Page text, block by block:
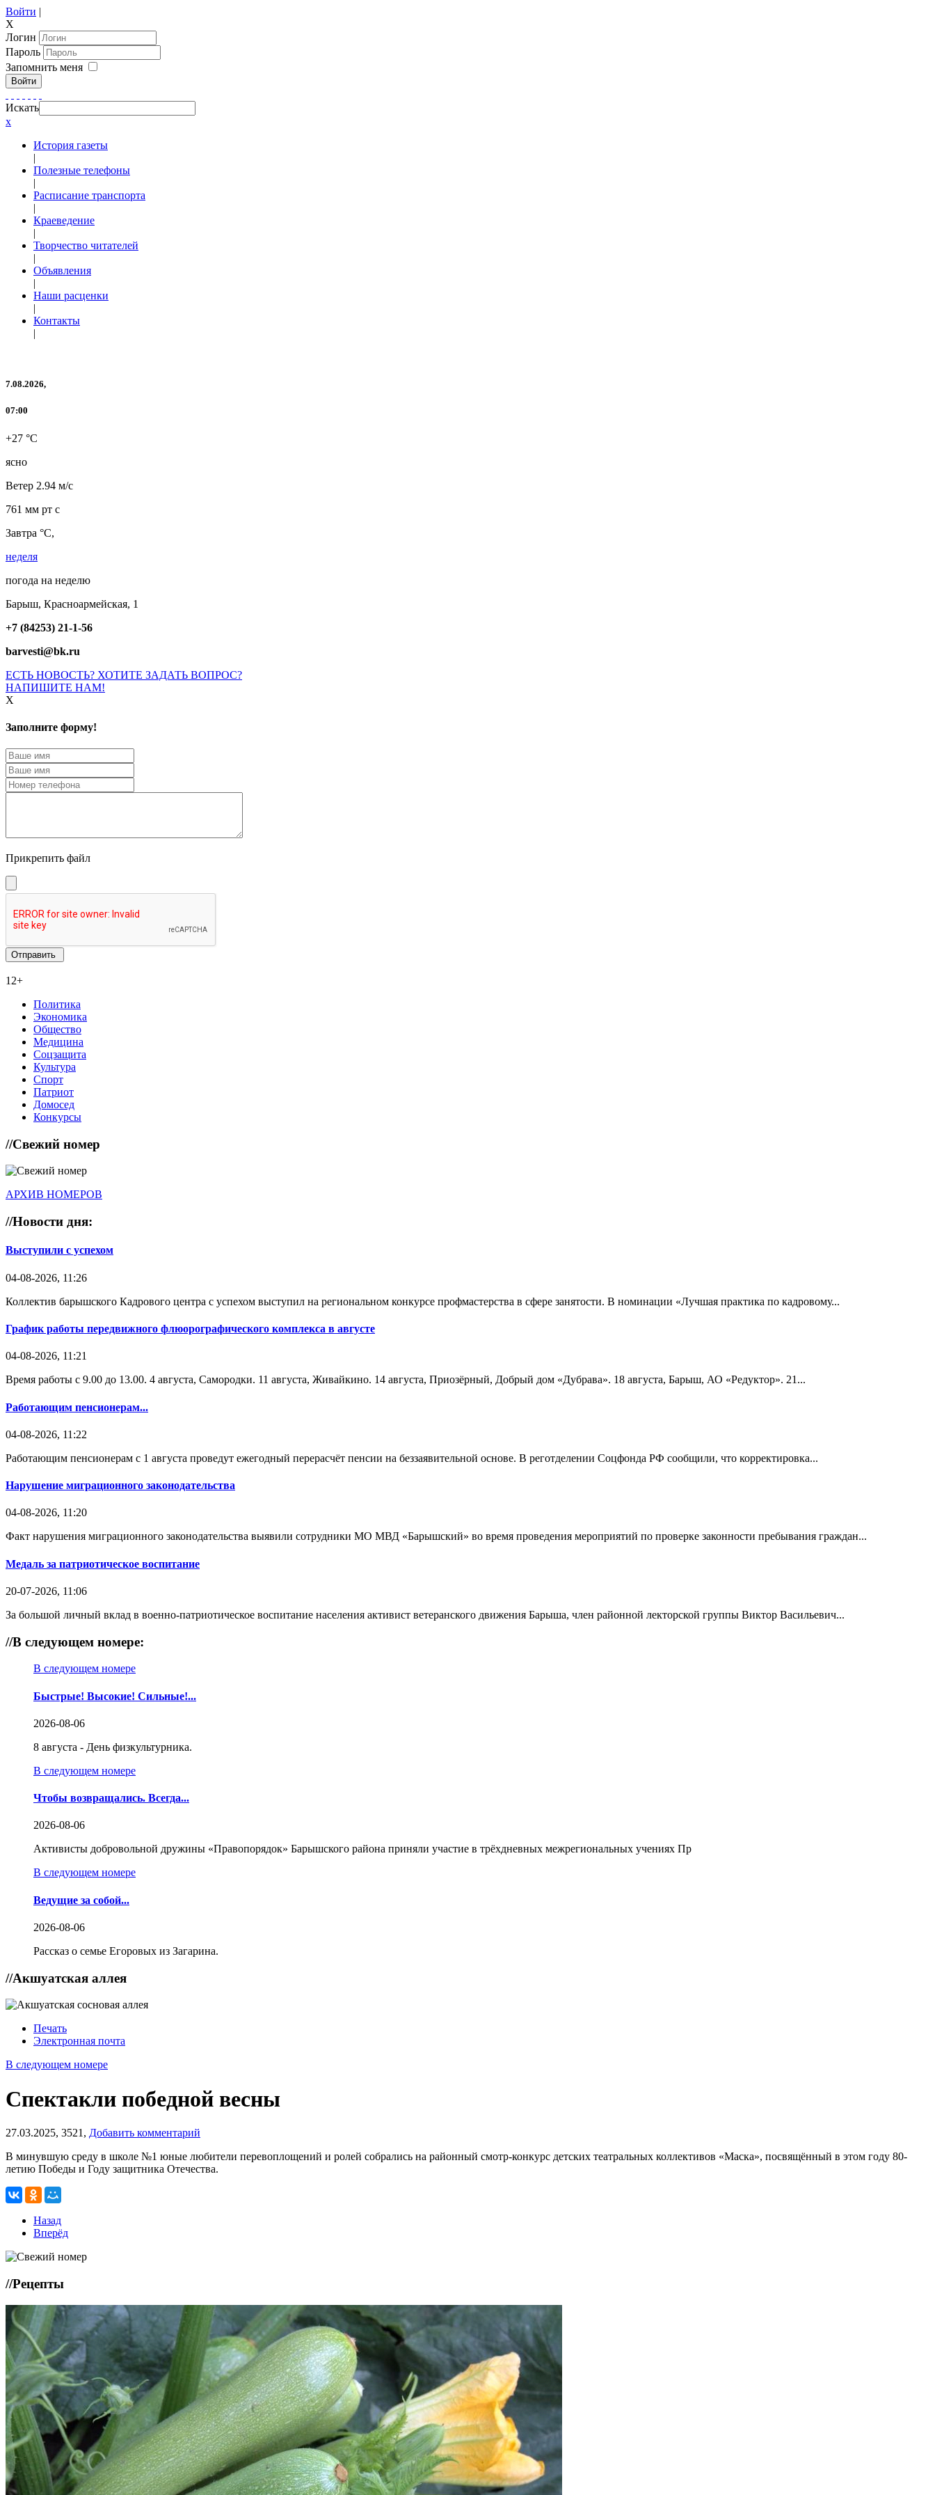
Войти |
X
Логин
Пароль
Запомнить меня
Войти
Искать
x
История газеты
|
Полезные телефоны
|
Расписание транспорта
|
Краеведение
|
Творчество читателей
|
Объявления
|
Наши расценки
|
Контакты
|
7.08.2026,
07:00
+27 °C
ясно
Ветер 2.94 м/с
761 мм рт с
Завтра °C,
неделя
погода на неделю
Барыш, Красноармейская, 1
+7 (84253) 21-1-56
barvesti@bk.ru
ЕСТЬ НОВОСТЬ? ХОТИТЕ ЗАДАТЬ ВОПРОС?
НАПИШИТЕ НАМ!
X
Заполните форму!
Прикрепить файл
12+
Политика
Экономика
Общество
Медицина
Соцзащита
Культура
Спорт
Патриот
Домосед
Конкурсы
//Свежий номер
АРХИВ НОМЕРОВ
//Новости дня:
Выступили с успехом
04-08-2026, 11:26
Коллектив барышского Кадрового центра с успехом выступил на региональном конкурсе профмастерства в сфере занятости. В номинации «Лучшая практика по кадровому...
График работы передвижного флюорографического комплекса в августе
04-08-2026, 11:21
Время работы с 9.00 до 13.00. 4 августа, Самородки. 11 августа, Живайкино. 14 августа, Приозёрный, Добрый дом «Дубрава». 18 августа, Барыш, АО «Редуктор». 21...
Работающим пенсионерам...
04-08-2026, 11:22
Работающим пенсионерам с 1 августа проведут ежегодный перерасчёт пенсии на беззаявительной основе. В реготделении Соцфонда РФ сообщили, что корректировка...
Нарушение миграционного законодательства
04-08-2026, 11:20
Факт нарушения миграционного законодательства выявили сотрудники МО МВД «Барышский» во время проведения мероприятий по проверке законности пребывания граждан...
Медаль за патриотическое воспитание
20-07-2026, 11:06
За большой личный вклад в военно-патриотическое воспитание населения активист ветеранского движения Барыша, член районной лекторской группы Виктор Васильевич...
//В следующем номере:
В следующем номере
Быстрые! Высокие! Сильные!...
2026-08-06
8 августа - День физкультурника.
В следующем номере
Чтобы возвращались. Всегда...
2026-08-06
Активисты добровольной дружины «Правопорядок» Барышского района приняли участие в трёхдневных межрегиональных учениях Пр
В следующем номере
Ведущие за собой...
2026-08-06
Рассказ о семье Егоровых из Загарина.
//Акшуатская аллея
Печать
Электронная почта
В следующем номере
Спектакли победной весны
27.03.2025, 3521, Добавить комментарий
В минувшую среду в школе №1 юные любители перевоплощений и ролей собрались на районный смотр-конкурс детских театральных коллективов «Маска», посвящённый в этом году 80-
летию Победы и Году защитника Отечества.
Назад
Вперёд
//Рецепты